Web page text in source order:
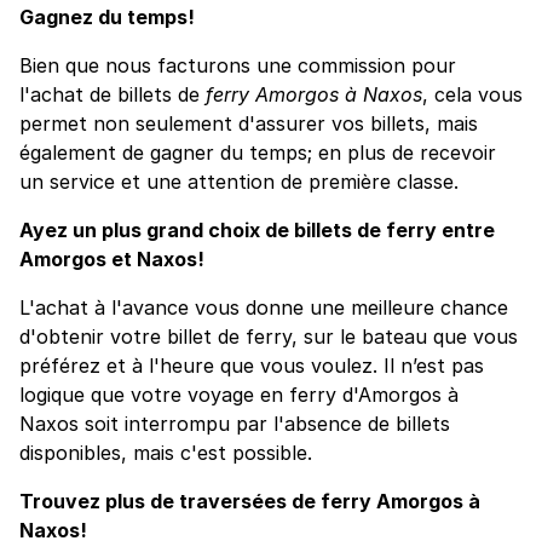
Gagnez du temps!
Bien que nous facturons une commission pour
l'achat de billets de ferry Amorgos à Naxos, cela vous
permet non seulement d'assurer vos billets, mais
également de gagner du temps; en plus de recevoir
un service et une attention de première classe.
Ayez un plus grand choix de billets de ferry entre
Amorgos et Naxos!
L'achat à l'avance vous donne une meilleure chance
d'obtenir votre billet de ferry, sur le bateau que vous
préférez et à l'heure que vous voulez. Il n’est pas
logique que votre voyage en ferry d'Amorgos à
Naxos soit interrompu par l'absence de billets
disponibles, mais c'est possible.
Trouvez plus de traversées de ferry Amorgos à
Naxos!